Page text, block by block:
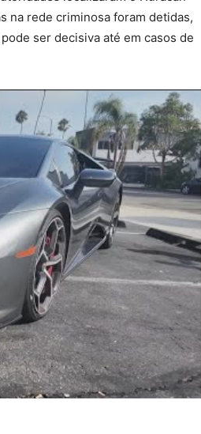
na rede criminosa foram detidas,
ser decisiva até em casos de